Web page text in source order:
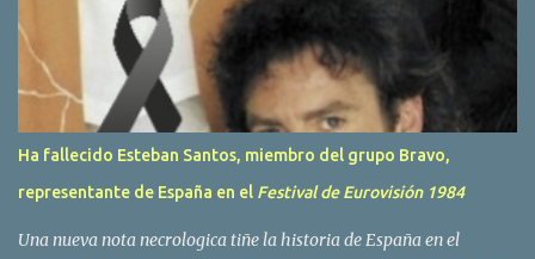
s
Ha fallecido Esteban Santos, miembro del grupo Bravo,
representante de España en el Festival de Eurovisión 1984
Una nueva nota necrologica tiñe la historia de España en el